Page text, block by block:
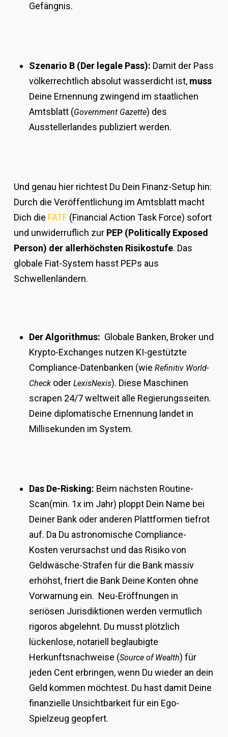
Gefängnis.
Szenario B (Der legale Pass): Damit der Pass
völkerrechtlich absolut wasserdicht ist, muss
Deine Ernennung zwingend im staatlichen
Amtsblatt (Government Gazette) des
Ausstellerlandes publiziert werden.
Und genau hier richtest Du Dein Finanz-Setup hin:
Durch die Veröffentlichung im Amtsblatt macht
Dich die FATF(Financial Action Task Force) sofort
und unwiderruflich zur PEP (Politically Exposed
Person) der allerhöchsten Risikostufe. Das
globale Fiat-System hasst PEPs aus
Schwellenländern.
Der Algorithmus: Globale Banken, Broker und
Krypto-Exchanges nutzen KI-gestützte
Compliance-Datenbanken (wie Refinitiv World-
Checkoder LexisNexis). Diese Maschinen
scrapen 24/7 weltweit alle Regierungsseiten.
Deine diplomatische Ernennung landet in
Millisekunden im System.
Das De-Risking: Beim nächsten Routine-
Scan(min. 1x im Jahr) ploppt Dein Name bei
Deiner Bank oder anderen Plattformen tiefrot
auf. Da Du astronomische Compliance-
Kosten verursachst und das Risiko von
Geldwäsche-Strafen für die Bank massiv
erhöhst, friert die Bank Deine Konten ohne
Vorwarnung ein. Neu-Eröffnungen in
seriösen Jurisdiktionen werden vermutlich
rigoros abgelehnt. Du musst plötzlich
lückenlose, notariell beglaubigte
Herkunftsnachweise (Source of Wealth) für
jeden Cent erbringen, wenn Du wieder an dein
Geld kommen möchtest. Du hast damit Deine
finanzielle Unsichtbarkeit für ein Ego-
Spielzeug geopfert.